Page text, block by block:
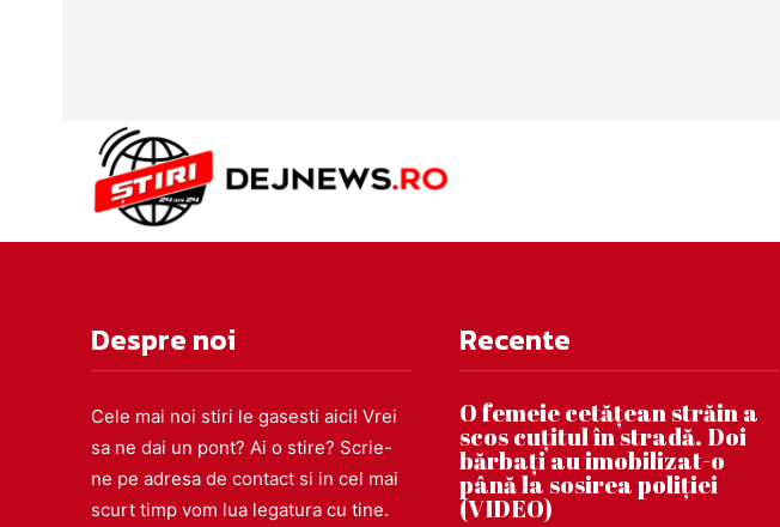
Despre noi
Cele mai noi stiri le gasesti aici! Vrei
sa ne dai un pont? Ai o stire? Scrie-
ne pe adresa de contact si in cel mai
scurt timp vom lua legatura cu tine.
Recente
O femeie cetățean străin a
scos cuțitul în stradă. Doi
bărbați au imobilizat-o
până la sosirea poliției
(VIDEO)